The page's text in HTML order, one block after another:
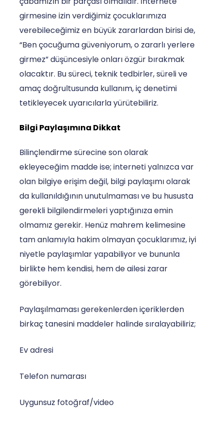
girmesine izin verdiğimiz çocuklarımıza
verebileceğimiz en büyük zararlardan birisi de,
“Ben çocuğuma güveniyorum, o zararlı yerlere
girmez” düşüncesiyle onları özgür bırakmak
olacaktır. Bu süreci, teknik tedbirler, süreli ve
amaç doğrultusunda kullanım, iç denetimi
tetikleyecek uyarıcılarla yürütebiliriz.
Bilgi Paylaşımına Dikkat
Bilinçlendirme sürecine son olarak
ekleyeceğim madde ise; interneti yalnızca var
olan bilgiye erişim değil, bilgi paylaşımı olarak
da kullanıldığının unutulmaması ve bu hususta
gerekli bilgilendirmeleri yaptığınıza emin
olmamız gerekir. Henüz mahrem kelimesine
tam anlamıyla hakim olmayan çocuklarımız, iyi
niyetle paylaşımlar yapabiliyor ve bununla
birlikte hem kendisi, hem de ailesi zarar
görebiliyor.
Paylaşılmaması gerekenlerden içeriklerden
birkaç tanesini maddeler halinde sıralayabiliriz;
Ev adresi
Telefon numarası
Uygunsuz fotoğraf/video